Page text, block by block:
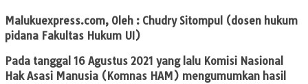
Malukuexpress.com, Oleh : Chudry Sitompul (dosen hukum
pidana Fakultas Hukum UI)
Pada tanggal 16 Agustus 2021 yang lalu Komisi Nasional
Hak Asasi Manusia (Komnas HAM) mengumumkan hasil